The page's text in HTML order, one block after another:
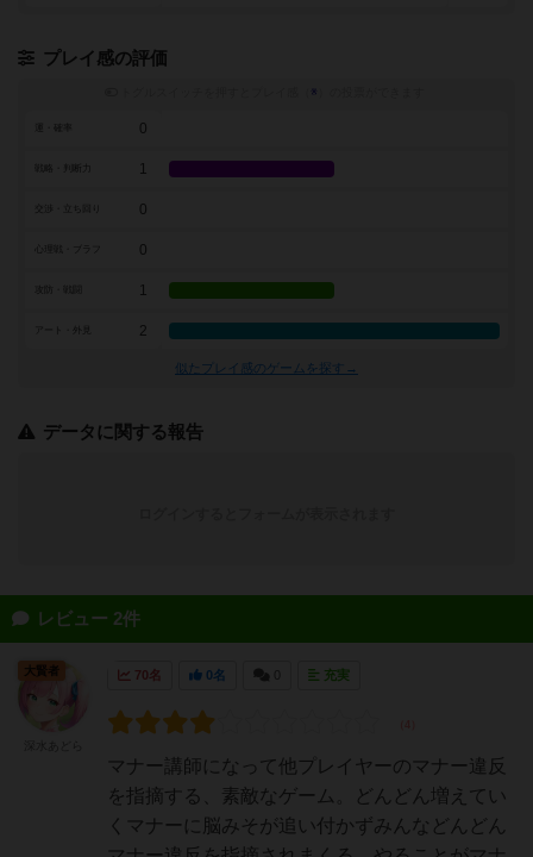
プレイ感の評価
※
0
戦略・判断力 1
0
0
1
アート・外見 2
似たプレイ感のゲームを探す→
データに関する報告
レビュー 2件
70名 0名 充実
マナー講師になって他プレイヤーのマナー違反
を指摘する、素敵なゲーム。どんどん増えてい
くマナーに脳みそが追い付かずみんなどんどん
大賢者